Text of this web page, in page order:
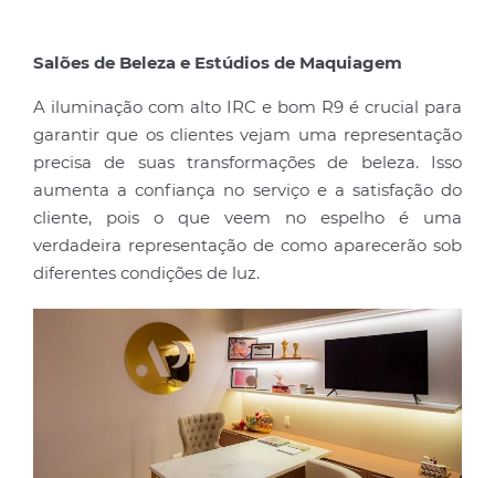
Salões de Beleza e Estúdios de Maquiagem
A iluminação com alto IRC e bom R9 é crucial para
garantir que os clientes vejam uma representação
precisa de suas transformações de beleza. Isso
aumenta a confiança no serviço e a satisfação do
cliente, pois o que veem no espelho é uma
verdadeira representação de como aparecerão sob
diferentes condições de luz.